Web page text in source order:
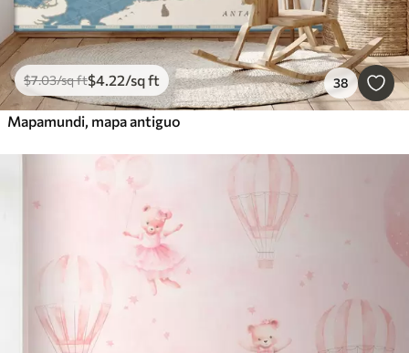
$7.03/sq ft$4.22/sq ft 38
Mapamundi, mapa antiguo